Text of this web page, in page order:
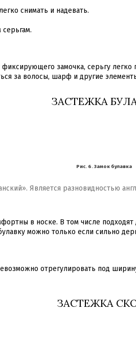
снимать и надевать.
замочка, серьгу легко
за волосы, шарф и другие
ЗАСТЕЖКА
Рис. 6. Замок булавка
Является разновидностью
в носке. В том числе подходят
можно только если сильно
отрегулировать под
ЗАСТЕЖКА